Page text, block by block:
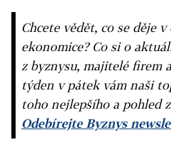
Chcete vědět, co se děje
ekonomice? Co si o
z byznysu, majitelé firem
týden v pátek vám naši
toho nejlepšího a pohled
Odebírejte Byznys